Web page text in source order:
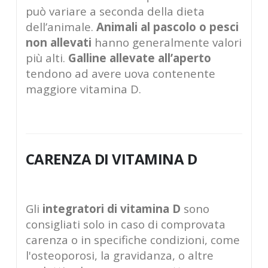
può variare a seconda della dieta
dell’animale. Animali al pascolo o pesci
non allevati hanno generalmente valori
più alti. Galline allevate all’aperto
tendono ad avere uova contenente
maggiore vitamina D.
CARENZA DI VITAMINA D
Gli integratori di vitamina D sono
consigliati solo in caso di comprovata
carenza o in specifiche condizioni, come
l'osteoporosi, la gravidanza, o altre